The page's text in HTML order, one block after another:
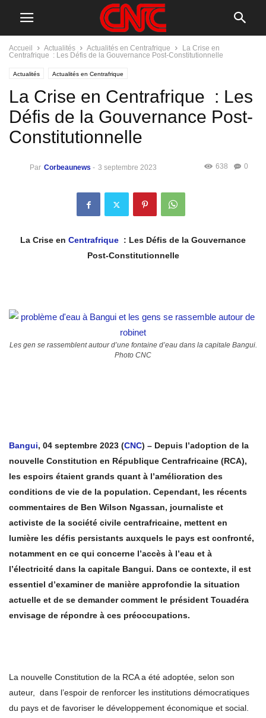
Accueil Actualités Actualités en Centrafrique
La Crise en
Centrafrique : Les Défis de la Gouvernance Post-Constitutionnelle
Actualités Actualités en Centrafrique
La Crise en Centrafrique : Les
Défis de la Gouvernance Post-
Constitutionnelle
Par Corbeaunews - 3 septembre 2023 0
638
La Crise en Centrafrique : Les Défis de la Gouvernance
Post-Constitutionnelle
Les gen se rassemblent autour d’une fontaine d’eau dans la capitale Bangui.
Photo CNC
Bangui, 04 septembre 2023 (CNC) – Depuis l’adoption de la
nouvelle Constitution en République Centrafricaine (RCA),
les espoirs étaient grands quant à l’amélioration des
conditions de vie de la population. Cependant, les récents
commentaires de Ben Wilson Ngassan, journaliste et
activiste de la société civile centrafricaine, mettent en
lumière les défis persistants auxquels le pays est confronté,
notamment en ce qui concerne l’accès à l’eau et à
l’électricité dans la capitale Bangui. Dans ce contexte, il est
essentiel d’examiner de manière approfondie la situation
actuelle et de se demander comment le président Touadéra
envisage de répondre à ces préoccupations.
La nouvelle Constitution de la RCA a été adoptée, selon son
auteur, dans l’espoir de renforcer les institutions démocratiques
du pays et de favoriser le développement économique et social.